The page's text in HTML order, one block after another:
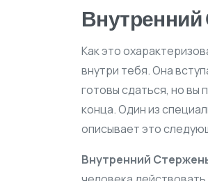
Как это
внутри тебя. Она
готовы сдаться, но
конца. Один из
описывает это
Внутренний